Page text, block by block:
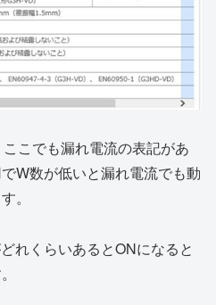
こでも漏れ電流の表記があ
W数が低いと漏れ電流でも動
。
れくらいあるとONになると